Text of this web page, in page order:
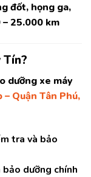
đốt, họng ga,
25.000 km
Tín?
dưỡng xe máy
Quận Tân Phú,
tra và bảo
dưỡng chính